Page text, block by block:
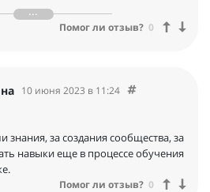
и техники применяю в своей
такие возможности!
Помог ли отзыв? 0
10 июня 2023 в 11:24
за создания сообщества, за
навыки еще в процессе обучения
Помог ли отзыв? 0